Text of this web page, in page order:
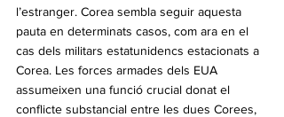
l’estranger. Corea sembla seguir aquesta
pauta en determinats casos, com ara en el
cas dels militars estatunidencs estacionats a
Corea. Les forces armades dels EUA
assumeixen una funció crucial donat el
conflicte substancial entre les dues Corees,